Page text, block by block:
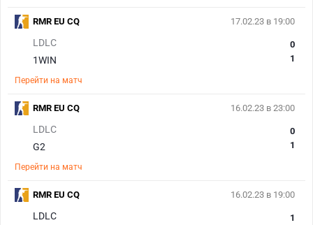
17.02.23 в 19:00
LDLC
1WIN
0
1
Перейти на матч
RMR EU CQ
16.02.23 в 23:00
LDLC
G2
0
1
Перейти на матч
RMR EU CQ
16.02.23 в 19:00
LDLC
1
RMR EU CQ